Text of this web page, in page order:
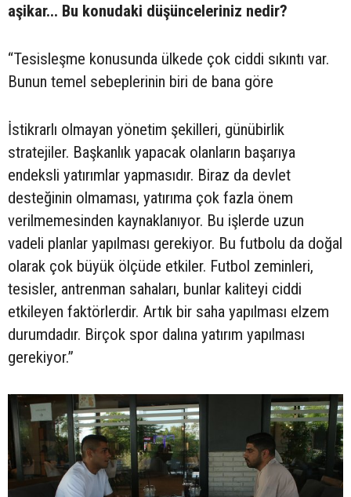
aşikar... Bu konudaki düşünceleriniz nedir?
“Tesisleşme konusunda ülkede çok ciddi sıkıntı var.
Bunun temel sebeplerinin biri de bana göre
İstikrarlı olmayan yönetim şekilleri, günübirlik
stratejiler. Başkanlık yapacak olanların başarıya
endeksli yatırımlar yapmasıdır. Biraz da devlet
desteğinin olmaması, yatırıma çok fazla önem
verilmemesinden kaynaklanıyor. Bu işlerde uzun
vadeli planlar yapılması gerekiyor. Bu futbolu da doğal
olarak çok büyük ölçüde etkiler. Futbol zeminleri,
tesisler, antrenman sahaları, bunlar kaliteyi ciddi
etkileyen faktörlerdir. Artık bir saha yapılması elzem
durumdadır. Birçok spor dalına yatırım yapılması
gerekiyor.”